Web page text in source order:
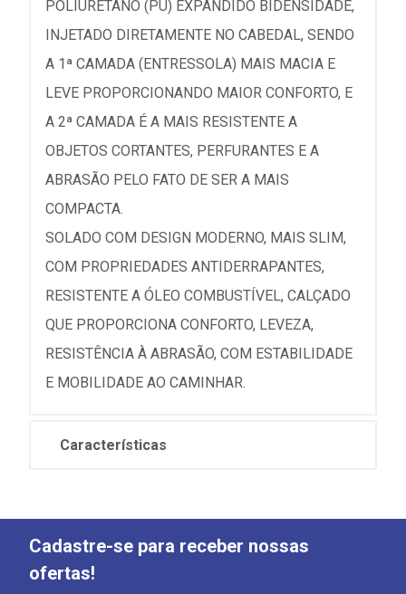
POLIURETANO (PU) EXPANDIDO BIDENSIDADE,
INJETADO DIRETAMENTE NO CABEDAL, SENDO
A 1ª CAMADA (ENTRESSOLA) MAIS MACIA E
LEVE PROPORCIONANDO MAIOR CONFORTO, E
A 2ª CAMADA É A MAIS RESISTENTE A
OBJETOS CORTANTES, PERFURANTES E A
ABRASÃO PELO FATO DE SER A MAIS
COMPACTA.
SOLADO COM DESIGN MODERNO, MAIS SLIM,
COM PROPRIEDADES ANTIDERRAPANTES,
RESISTENTE A ÓLEO COMBUSTÍVEL, CALÇADO
QUE PROPORCIONA CONFORTO, LEVEZA,
RESISTÊNCIA À ABRASÃO, COM ESTABILIDADE
E MOBILIDADE AO CAMINHAR.
Características
Cadastre-se para receber nossas
ofertas!